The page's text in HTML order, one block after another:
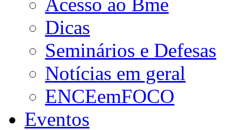
Dicas
Seminários e Defesas
Notícias em geral
ENCEemFOCO
Eventos